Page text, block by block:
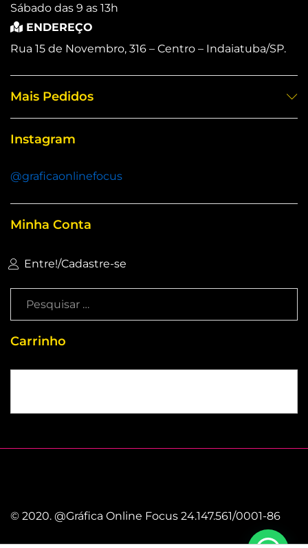
Sábado das 9 as 13h
ENDEREÇO
Rua 15 de Novembro, 316 – Centro – Indaiatuba/SP.
Mais Pedidos
Instagram
@graficaonlinefocus
Minha Conta
Entre!/Cadastre-se
Carrinho
© 2020. @Gráfica Online Focus 24.147.561/0001-86